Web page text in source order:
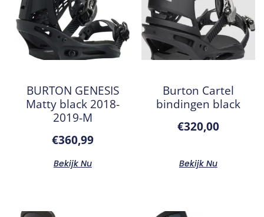
BURTON GENESIS
Matty black 2018-
2019-M
€360,99
Bekijk Nu
Burton Cartel
bindingen black
€320,00
Bekijk Nu